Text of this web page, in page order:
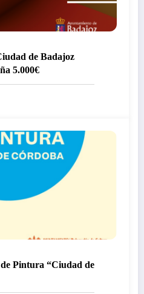
de Badajoz
5.000€
Pintura “Ciudad de